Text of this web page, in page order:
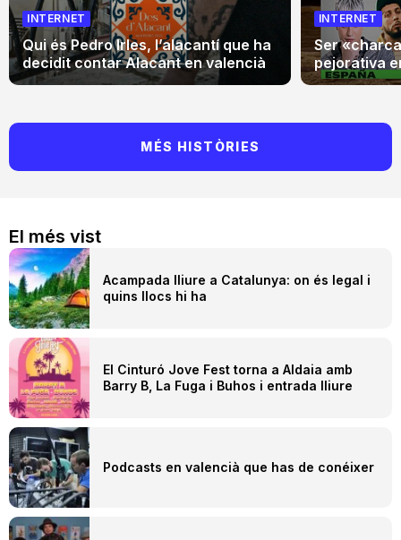
El més vist
Acampada lliure a Catalunya: on és legal i
quins llocs hi ha
El Cinturó Jove Fest torna a Aldaia amb
Barry B, La Fuga i Buhos i entrada lliure
Podcasts en valencià que has de conéixer
INTERNET
Qui és Pedro Irles, l’alacantí que ha
decidit contar Alacant en valencià
INTERNET
Ser
pejorativa
MÉS HISTÒRIES